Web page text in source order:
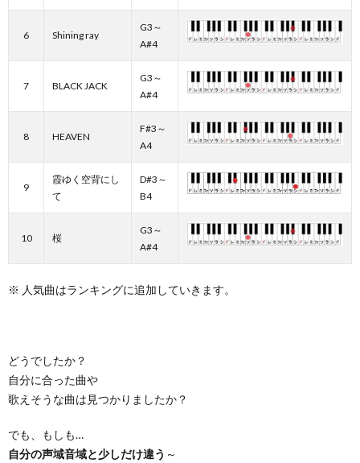
6 Shining ray
G3～
A#4
7 BLACK JACK
G3～
A#4
8 HEAVEN
F#3～
A4
9
霞ゆく空背にし
て
D#3～
B4
10 桜
G3～
A#4
※ 人気曲はランキングに追加していきます。
どうでしたか？
自分に合った曲や
歌えそうな曲は見つかりましたか？
でも、もしも…
自分の声域音域と少しだけ違う ～